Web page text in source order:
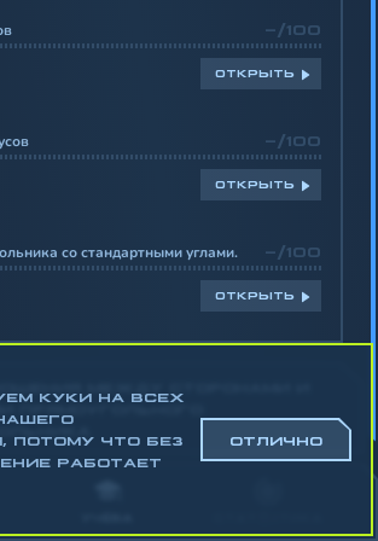
-/100
ОТКРЫТЬ
-/100
ОТКРЫТЬ
со стандартными углами. -/100
ОТКРЫТЬ
КУКИ НА ВСЕХ
ПОТОМУ ЧТО БЕЗ
РАБОТАЕТ
ОТЛИЧНО